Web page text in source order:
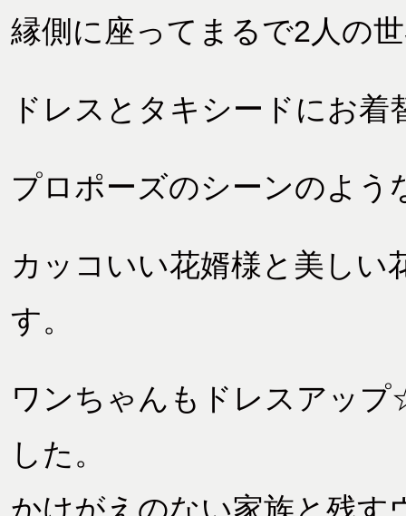
縁側に座ってまるで2人の
ドレスとタキシードにお
プロポーズのシーンのよう
カッコいい花婿様と美しい
す。
ワンちゃんもドレスアッ
した。
かけがえのない家族と残す